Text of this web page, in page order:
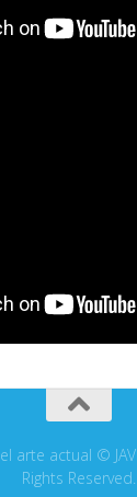
arte actual ©
Rights Reserved.